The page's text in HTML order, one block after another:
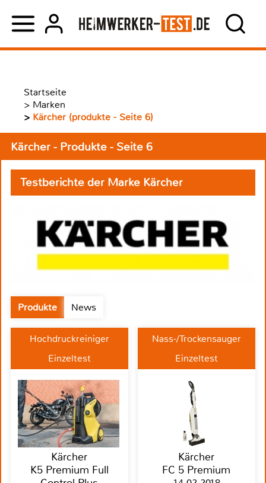
Startseite
> Marken
> Kärcher (produkte - Seite 6)
Kärcher - Produkte - Seite 6
Testberichte der Marke Kärcher
Produkte News
Hochdruckreiniger
Einzeltest
Kärcher
K5 Premium Full
Nass-/Trockensauger
Einzeltest
Kärcher
FC 5 Premium